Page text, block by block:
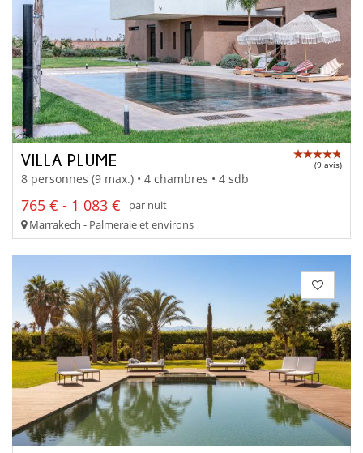
VILLA PLUME (9 avis)
8 personnes (9 max.) • 4 chambres • 4 sdb
765 € - 1 083 €
par nuit
Marrakech - Palmeraie et environs